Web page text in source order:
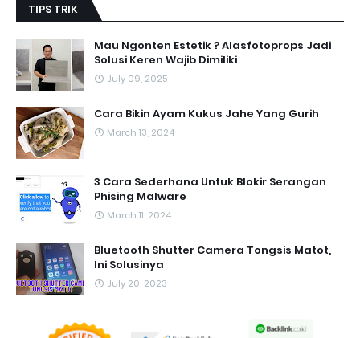
TIPS TRIK
Mau Ngonten Estetik ? Alasfotoprops Jadi
Solusi Keren Wajib Dimiliki
July 09, 2025
Cara Bikin Ayam Kukus Jahe Yang Gurih
March 13, 2024
3 Cara Sederhana Untuk Blokir Serangan
Phising Malware
March 11, 2024
Bluetooth Shutter Camera Tongsis Matot,
Ini Solusinya
July 20, 2023